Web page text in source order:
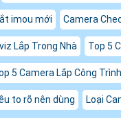
imou mới Camera
Lắp Trong Nhà Top 5
5 Camera Lắp Công
to rõ nên dùng Loại